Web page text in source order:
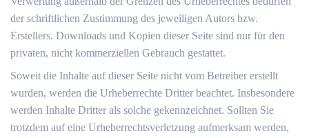
der schriftlichen Zustimmung des jeweiligen Autors bzw.
Erstellers. Downloads und Kopien dieser Seite sind nur für den
privaten, nicht kommerziellen Gebrauch gestattet.
Soweit die Inhalte auf dieser Seite nicht vom Betreiber erstellt
wurden, werden die Urheberrechte Dritter beachtet. Insbesondere
werden Inhalte Dritter als solche gekennzeichnet. Sollten Sie
trotzdem auf eine Urheberrechtsverletzung aufmerksam werden,